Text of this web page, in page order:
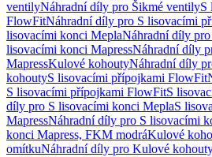
ventilyNáhradní díly pro Šikmé ventilyS
FlowFitNáhradní díly pro S lisovacími
lisovacími konci MeplaNáhradní díly
lisovacími konci MapressNáhradní díly
MapressKulové kohoutyNáhradní díly
kohoutyS lisovacími přípojkami FlowFit
S lisovacími přípojkami FlowFitS
díly pro S lisovacími konci MeplaS
MapressNáhradní díly pro S lisovacími
konci Mapress, FKM modráKulové
omítkuNáhradní díly pro Kulové